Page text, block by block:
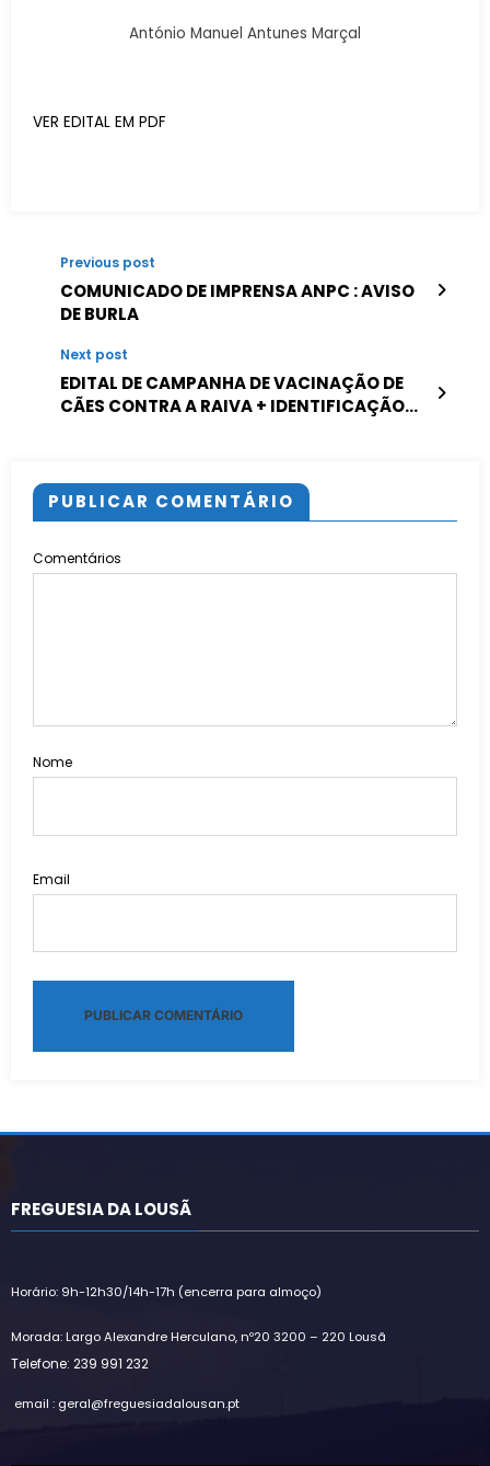
António Manuel Antunes Marçal
VER EDITAL EM PDF
Previous post
COMUNICADO DE IMPRENSA ANPC : AVISO
DE BURLA
Next post
EDITAL DE CAMPANHA DE VACINAÇÃO DE
CÃES CONTRA A RAIVA + IDENTIFICAÇÃO
PUBLICAR COMENTÁRIO
Comentários
Nome
Email
FREGUESIA DA LOUSÃ
Horário: 9h-12h30/14h-17h (encerra para almoço)
Morada: Largo Alexandre Herculano, nº20 3200 – 220 Lousã
Telefone: 239 991 232
email : geral@freguesiadalousan.pt